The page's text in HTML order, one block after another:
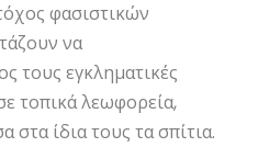
φασιστικών
να
τους εγκληματικές
τοπικά λεωφορεία,
στα ίδια τους τα σπίτια.